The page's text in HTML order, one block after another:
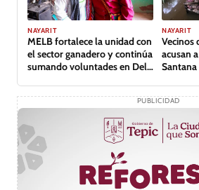
NAYARIT
MELB fortalece la unidad con
el sector ganadero y continúa
sumando voluntades en Del
NAYARIT
Vecinos
acusan
PUBLICIDAD